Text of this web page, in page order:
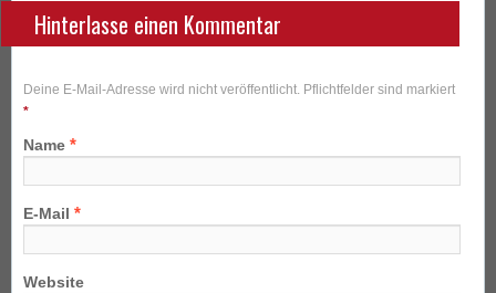
Hinterlasse einen Kommentar
Deine E-Mail-Adresse wird nicht veröffentlicht. Pflichtfelder sind markiert
*
Name *
E-Mail *
Website